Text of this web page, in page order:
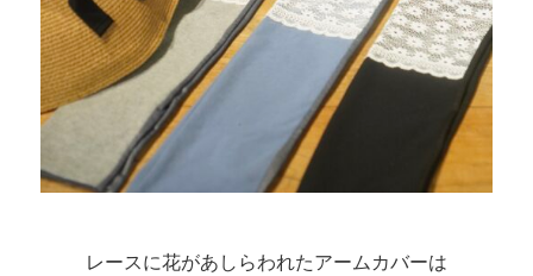
レースに花があしらわれたアームカバーは